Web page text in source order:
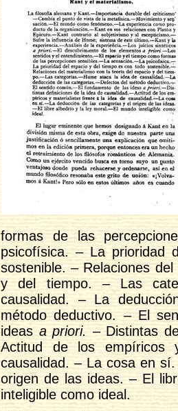
formas de las
psicofísica. – La prioridad
sostenible. – Relaciones
y del tiempo. – Las
causalidad. – La
método deductivo. – El
ideas a priori. – Distintas
Actitud de los empíricos
causalidad. – La cosa en
origen de las ideas. – El
inteligible como ideal.